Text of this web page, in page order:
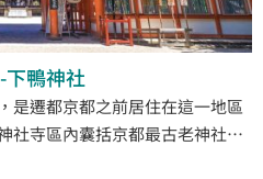
鴨神社
是遷都京都之前居住在這一地區
社寺區內囊括京都最古老神社、
、經典流造建築、原生林地等